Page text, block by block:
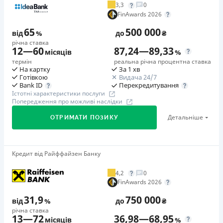
Додаткова комісія за дострокове погашення
у будь-який момент можна повністю погасити позику без
додаткових плат
Страховка
відсутня
Штрафи
Неустойка за невиконання та/або неналежне виконання
споживачем грошових зобов’язань: штраф у розмірі 75%
від суми невиконаного та/або неналежного виконання
зобов’язання на 2-й день кожного факту такого
невиконання та/або неналежного виконання.
Детальніше читайте на сайті МФО.
Необхідні документи
Паспорт,ІПН
Вік
18 - 65 років
Переваги
3,3
0
FinAwards 2026
від65%
річна ставка
до500 000₴
12—60місяців
термін
87,24—89,33%
реальна річна процентна ставка
На картку
Готівкою
Bank ID
За 1 хв
Видача 24/7
Перекредитування
Істотні характеристики послуги
Попередження про можливі наслідки
ОТРИМАТИ ПОЗИКУ Детальніше
🥇Переможець FinAwards 2026
Переможець FinAwards 2026 «Найкращий кредит
готівкою»
вiд 65%/рік до 500 000 ₴
Додаткова комісія за дострокове погашення
Кредит від Райффайзен Банку
4,2
0
FinAwards 2026
від31,9%
річна ставка
до750 000₴
13—72місяців 36,98—68,95%